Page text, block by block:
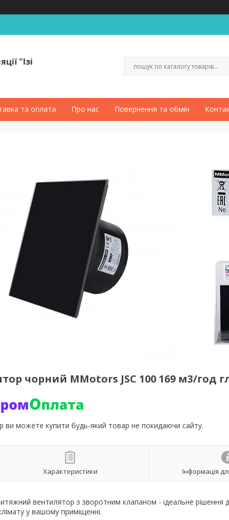
"Ізі
та оплата Про нас Повернення та обмін
чорний MMotors JSC 100 169 м3/год
ви можете купити будь-який товар не покидаючи сайту.
Характеристики Інформація
вентилятор з зворотним клапаном - ідеальне рішення
у вашому приміщенні.